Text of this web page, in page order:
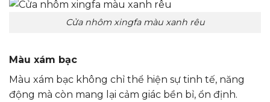
Cửa nhôm xingfa màu xanh rêu
Màu xám bạc
Màu xám bạc không chỉ thể hiện sự tinh tế, năng
động mà còn mang lại cảm giác bền bỉ, ổn định.